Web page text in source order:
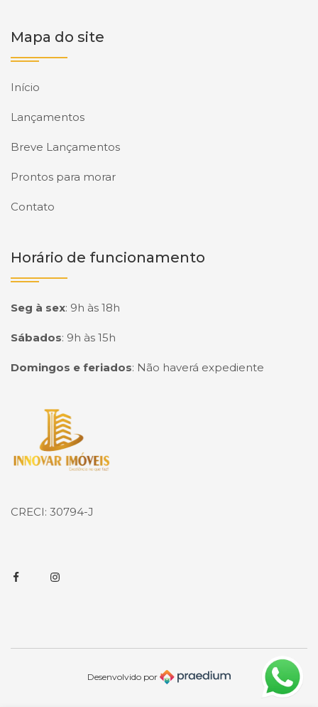
Mapa do site
Início
Lançamentos
Breve Lançamentos
Prontos para morar
Contato
Horário de funcionamento
Seg à sex: 9h às 18h
Sábados: 9h às 15h
Domingos e feriados: Não haverá expediente
Página inicial
CRECI: 30794-J
FacebookInstagram
Desenvolvido por